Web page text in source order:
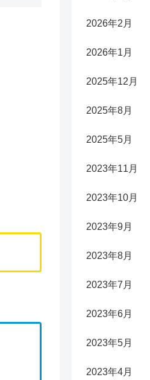
2026年2月
2026年1月
2025年12月
2025年8月
2025年5月
2023年11月
2023年10月
2023年9月
2023年8月
2023年7月
2023年6月
2023年5月
2023年4月